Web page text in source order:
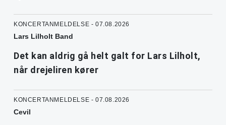
KONCERTANMELDELSE - 07.08.2026
Lars Lilholt Band
Det kan aldrig gå helt galt for Lars Lilholt,
når drejeliren kører
KONCERTANMELDELSE - 07.08.2026
Cevil